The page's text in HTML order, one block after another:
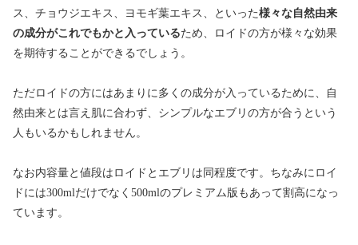
ス、チョウジエキス、ヨモギ葉エキス、といった様々な自然由来
の成分がこれでもかと入っているため、ロイドの方が様々な効果
を期待することができるでしょう。
ただロイドの方にはあまりに多くの成分が入っているために、自
然由来とは言え肌に合わず、シンプルなエブリの方が合うという
人もいるかもしれません。
なお内容量と値段はロイドとエブリは同程度です。ちなみにロイ
ドには300mlだけでなく500mlのプレミアム版もあって割高になっ
ています。